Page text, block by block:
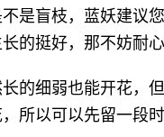
是盲枝，蓝妖建议
的挺好，那不妨耐心
的细弱也能开花，
所以可以先留一段时